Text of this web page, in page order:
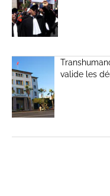
valide les